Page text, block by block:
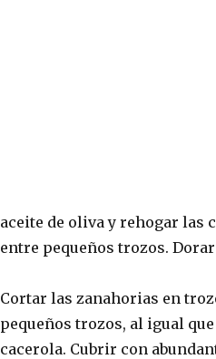
aceite de oliva y rehogar
entre pequeños trozos.
Cortar las zanahorias en
pequeños trozos, al igual
cacerola. Cubrir con